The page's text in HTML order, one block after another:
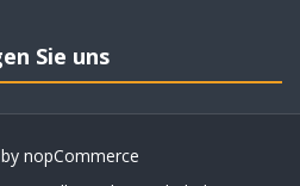
Sie uns
nopCommerce